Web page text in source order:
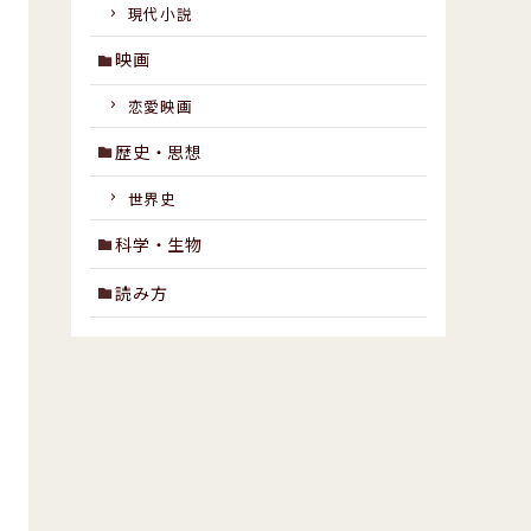
現代小説
映画
恋愛映画
歴史・思想
世界史
科学・生物
読み方